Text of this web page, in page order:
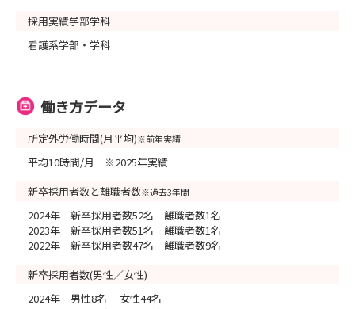
採用実績学部学科
看護系学部・学科
働き方データ
所定外労働時間(月平均)※前年実績
平均10時間/月 ※2025年実績
新卒採用者数と離職者数※過去3年間
2024年 新卒採用者数52名 離職者数1名
2023年 新卒採用者数51名 離職者数1名
2022年 新卒採用者数47名 離職者数9名
新卒採用者数(男性／女性)
2024年 男性8名 女性44名